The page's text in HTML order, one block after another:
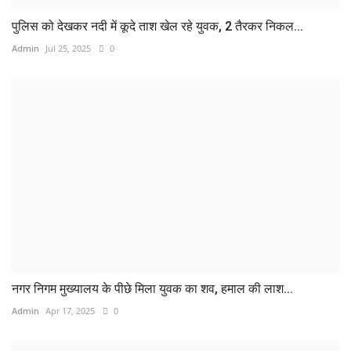
पुलिस को देखकर नदी में कूदे ताश खेल रहे युवक, 2 तैरकर निकल...
Admin Jul 25, 2025 0
नगर निगम मुख्यालय के पीछे मिला युवक का शव, हमाल की लाश...
Admin Apr 17, 2025 0